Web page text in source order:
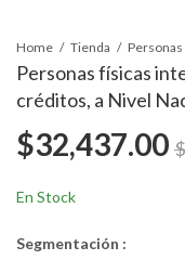
Home Tienda Personas
Personas físicas
créditos, a Nivel
$32,437.00 $
En Stock
Segmentación :